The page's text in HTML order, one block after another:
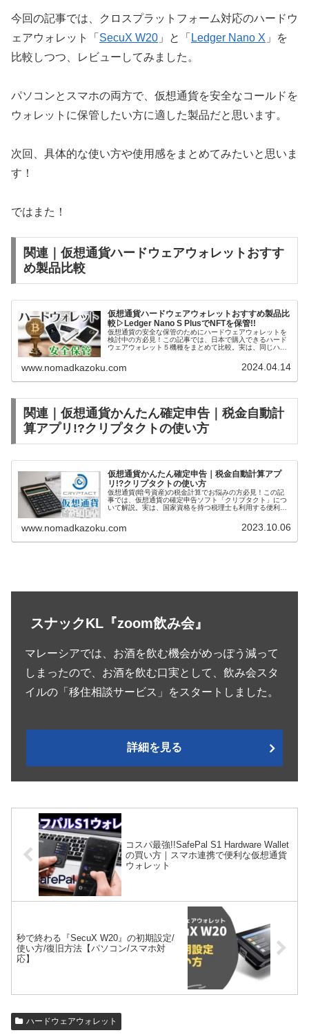
今回の記事では、クロスプラットフォーム対応のハードウ
ェアウォレット「 SecuX W20 」と「 Ledger Nano X 」を
比較しつつ、レビューしてみました。
パソコンとスマホの両方で、仮想通貨を安全なコールドを
ウォレットに保管したい方に適した製品だと思います。
次回、具体的な使い方や使用感をまとめてみたいと思いま
す！
ではまた！
関連｜仮想通貨ハードウェアウォレットおすす
め製品比較
仮想通貨ハードウェアウォレットおすすめ製品比
較▷Ledger Nano S PlusでNFTを保管!!
仮想通貨の安全な保管のためにハードウェアウォレットを
検討中の方必見！この記事では、日本で購入できるハード
ウェアウォレット５機種をまとめて比較。実は、同じハー
の記事を読めば、あなたに最適なウォレットが見つかりま
す！
www.nomadkazoku.com 2024.04.14
関連｜仮想通貨かんたん確定申告｜税金自動計
算アプリ!?クリプタクトの使い方
仮想通貨かんたん確定申告｜税金自動計算アプ
リ!?クリプタクトの使い方
仮想通貨(暗号資産)の税金計算でお悩みの方必見！この記
事では、仮想通貨の確定申告ソフト「クリプタクト」につ
いて解説。実は、国家資格を持つ税理士も利用する便利な
www.nomadkazoku.com 2023.10.06
スナックKL『zoom飲み会』
マレーシアでは、お酒を飲む機会がめっぽう減って
しまったので、お酒を飲む口実として、飲み会スタ
イルの「移住相談サービス」をスタートしました。
詳細を見る
コスパ最強!!SafePal S1 Hardware Wallet
の買い方｜スマホ連携で便利な仮想通貨
ウォレット
秒で終わる『SecuX W20』の初期設定/
使い方/復旧方法【パソコン/スマホ対
応】
ハードウェアウォレット